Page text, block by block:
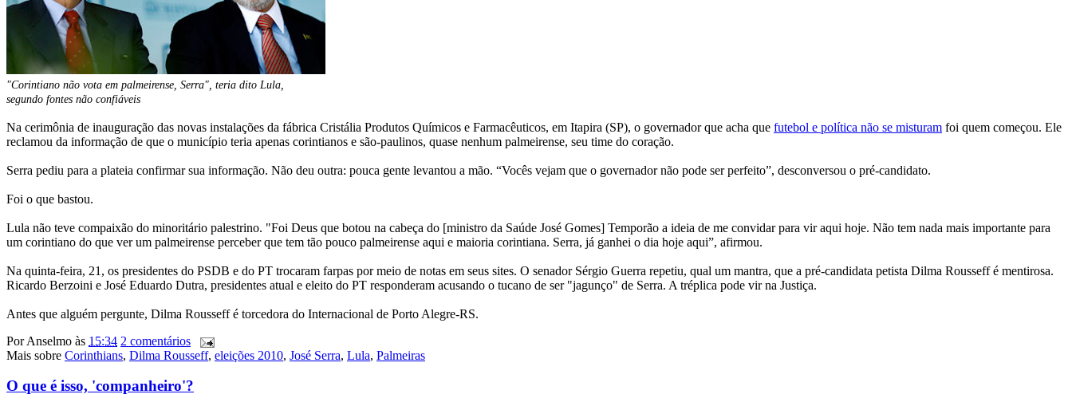
"Corintiano não vota em palmeirense, Serra", teria dito Lula,
segundo fontes não confiáveis
Na cerimônia de inauguração das novas instalações da fábrica Cristália Produtos Químicos e Farmacêuticos, em Itapira (SP), o governador que acha que futebol e política não se misturam foi quem começou. Ele
reclamou da informação de que o município teria apenas corintianos e são-paulinos, quase nenhum palmeirense, seu time do coração.
Serra pediu para a plateia confirmar sua informação. Não deu outra: pouca gente levantou a mão. “Vocês vejam que o governador não pode ser perfeito”, desconversou o pré-candidato.
Foi o que bastou.
Lula não teve compaixão do minoritário palestrino. "Foi Deus que botou na cabeça do [ministro da Saúde José Gomes] Temporão a ideia de me convidar para vir aqui hoje. Não tem nada mais importante para
um corintiano do que ver um palmeirense perceber que tem tão pouco palmeirense aqui e maioria corintiana. Serra, já ganhei o dia hoje aqui”, afirmou.
Na quinta-feira, 21, os presidentes do PSDB e do PT trocaram farpas por meio de notas em seus sites. O senador Sérgio Guerra repetiu, qual um mantra, que a pré-candidata petista Dilma Rousseff é mentirosa.
Ricardo Berzoini e José Eduardo Dutra, presidentes atual e eleito do PT responderam acusando o tucano de ser "jagunço" de Serra. A tréplica pode vir na Justiça.
Antes que alguém pergunte, Dilma Rousseff é torcedora do Internacional de Porto Alegre-RS.
PorAnselmo às 15:34 2 comentários
Mais sobre Corinthians, Dilma Rousseff, eleições 2010, José Serra, Lula, Palmeiras
O que é isso, 'companheiro'?